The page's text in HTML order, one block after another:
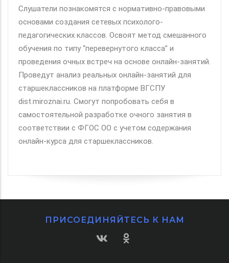
Слушатели познакомятся с нормативно-правовыми
основами создания сетевых психолого-
педагогических классов. Освоят метод смешанного
обучения по типу “перевернутого класса” и
проведения очных встреч на основе онлайн-занятий.
Проведут анализ реальных онлайн-занятий для
старшеклассников на платформе ВГСПУ
dist.miroznai.ru. Смогут попробовать себя в
самостоятельной разработке очного занятия в
соответствии с ФГОС ОО с учетом содержания
онлайн-курса для старшеклассников.
ПРИСОЕДИНЯЙТЕСЬ К НАМ